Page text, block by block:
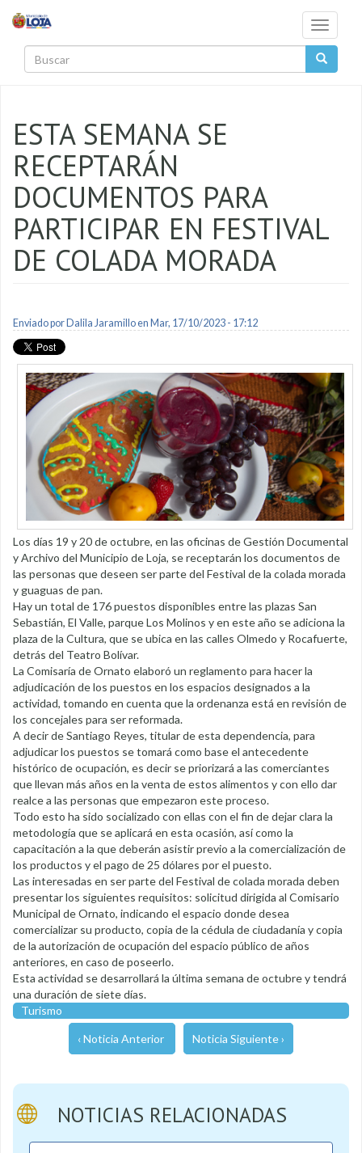
Toggle
ESTA SEMANA SE
RECEPTARÁN
DOCUMENTOS PARA
PARTICIPAR EN FESTIVAL
DE COLADA MORADA
Enviado por Dalila Jaramilloen Mar, 17/10/2023 - 17:12
Los días 19 y 20 de octubre, en las oficinas de Gestión Documental
y Archivo del Municipio de Loja, se receptarán los documentos de
las personas que deseen ser parte del Festival de la colada morada
y guaguas de pan.
Hay un total de 176 puestos disponibles entre las plazas San
Sebastián, El Valle, parque Los Molinos y en este año se adiciona la
plaza de la Cultura, que se ubica en las calles Olmedo y Rocafuerte,
detrás del Teatro Bolívar.
La Comisaría de Ornato elaboró un reglamento para hacer la
adjudicación de los puestos en los espacios designados a la
actividad, tomando en cuenta que la ordenanza está en revisión de
los concejales para ser reformada.
A decir de Santiago Reyes, titular de esta dependencia, para
adjudicar los puestos se tomará como base el antecedente
histórico de ocupación, es decir se priorizará a las comerciantes
que llevan más años en la venta de estos alimentos y con ello dar
realce a las personas que empezaron este proceso.
Todo esto ha sido socializado con ellas con el fin de dejar clara la
metodología que se aplicará en esta ocasión, así como la
capacitación a la que deberán asistir previo a la comercialización de
los productos y el pago de 25 dólares por el puesto.
Las interesadas en ser parte del Festival de colada morada deben
presentar los siguientes requisitos: solicitud dirigida al Comisario
Municipal de Ornato, indicando el espacio donde desea
comercializar su producto, copia de la cédula de ciudadanía y copia
de la autorización de ocupación del espacio público de años
anteriores, en caso de poseerlo.
Esta actividad se desarrollará la última semana de octubre y tendrá
una duración de siete días.
Turismo
‹ Noticia Anterior Noticia Siguiente ›
NOTICIAS RELACIONADAS